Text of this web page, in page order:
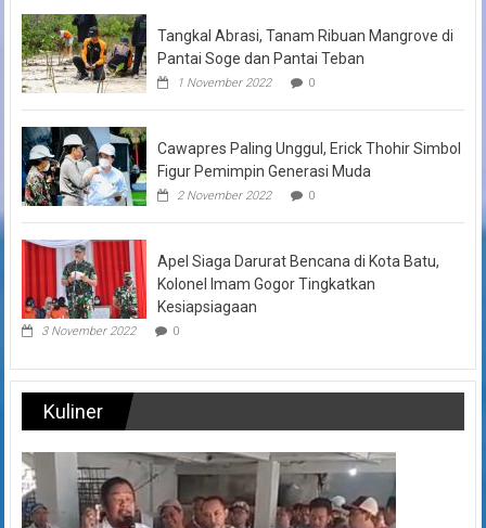
Tangkal Abrasi, Tanam Ribuan Mangrove di
Pantai Soge dan Pantai Teban
1 November 2022 0
Cawapres Paling Unggul, Erick Thohir Simbol
Figur Pemimpin Generasi Muda
2 November 2022 0
Apel Siaga Darurat Bencana di Kota Batu,
Kolonel Imam Gogor Tingkatkan
Kesiapsiagaan
3 November 2022 0
Kuliner